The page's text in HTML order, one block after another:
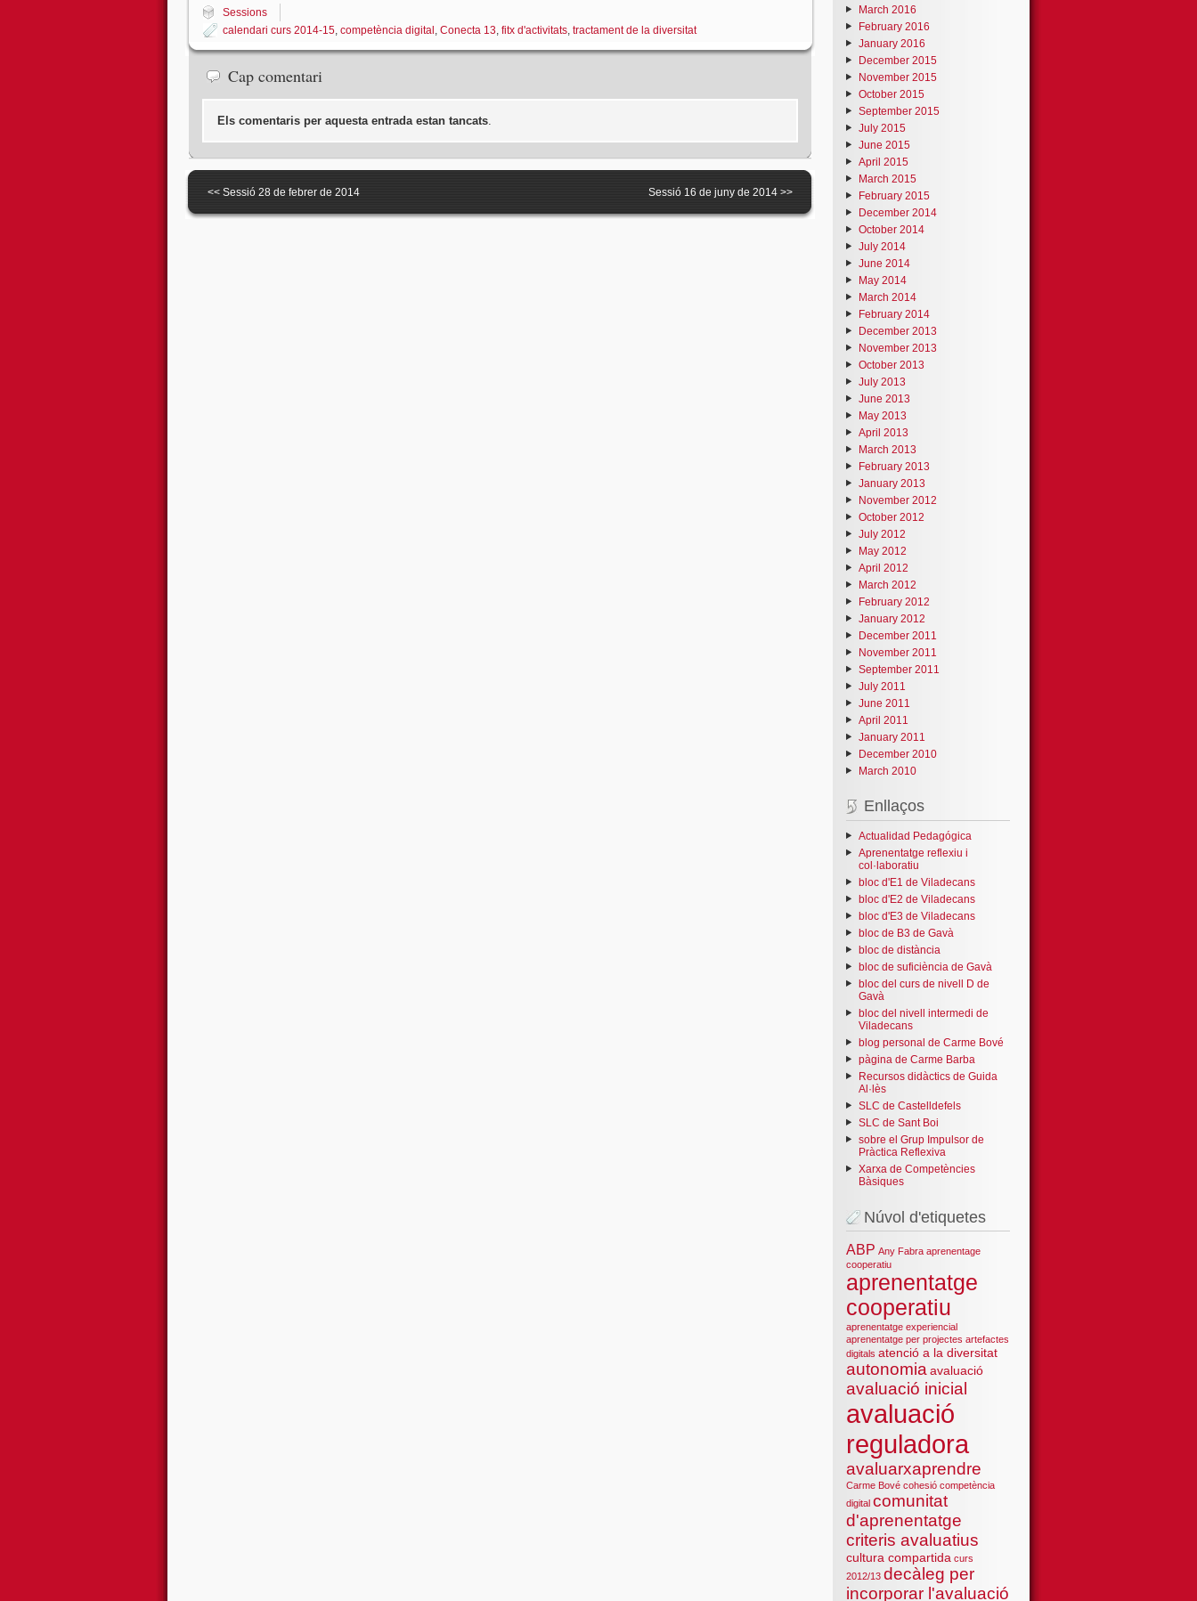
Sessions
calendari curs 2014-15, competència digital , Conecta 13, fitx d'activitats, tractament de la diversitat
Cap comentari
Els comentaris per aquesta entrada estan tancats
Sessió 16 de juny de 2014 >>
<< Sessió 28 de febrer de 2014
March 2016
February 2016
January 2016
December 2015
November 2015
October 2015
September 2015
July 2015
June 2015
April 2015
March 2015
February 2015
December 2014
October 2014
July 2014
June 2014
May 2014
March 2014
February 2014
December 2013
November 2013
October 2013
July 2013
June 2013
May 2013
April 2013
March 2013
February 2013
January 2013
November 2012
October 2012
July 2012
May 2012
April 2012
March 2012
February 2012
January 2012
December 2011
November 2011
September 2011
July 2011
June 2011
April 2011
January 2011
December 2010
March 2010
Enllaços
Actualidad Pedagógica
Aprenentatge reflexiu i
col·laboratiu
bloc d'E1 de Viladecans
bloc d'E2 de Viladecans
bloc d'E3 de Viladecans
bloc de B3 de Gavà
bloc de distància
bloc de suficiència de Gavà
bloc del curs de nivell D de
Gavà
bloc del nivell intermedi de
Viladecans
blog personal de Carme Bové
pàgina de Carme Barba
Recursos didàctics de Guida
Al·lès
SLC de Castelldefels
SLC de Sant Boi
sobre el Grup Impulsor de
Pràctica Reflexiva
Xarxa de Competències
Bàsiques
Núvol d'etiquetes
ABP Any Fabra aprenentage
cooperatiu
aprenentatge
cooperatiu
aprenentatge experiencial
aprenentatge per projectes artefactes
digitals atenció a la diversitat
autonomia avaluació
avaluació inicial
avaluació
reguladora
avaluarxaprendre
Carme Bové cohesió competència
digital comunitat
d'aprenentatge
criteris avaluatius
cultura compartida curs
2012/13 decàleg per
incorporar l'avaluació